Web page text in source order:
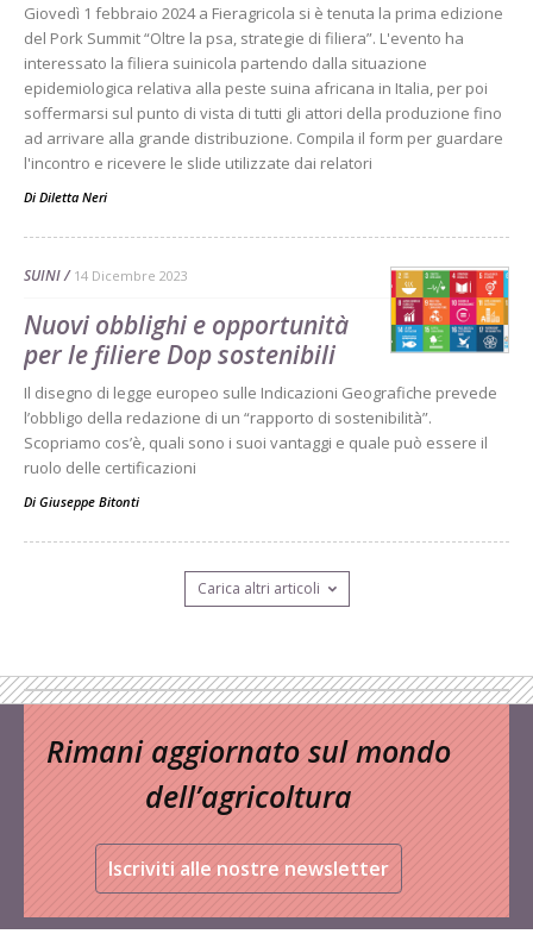
Giovedì 1 febbraio 2024 a Fieragricola si è tenuta la prima edizione
del Pork Summit “Oltre la psa, strategie di filiera”. L'evento ha
interessato la filiera suinicola partendo dalla situazione
epidemiologica relativa alla peste suina africana in Italia, per poi
soffermarsi sul punto di vista di tutti gli attori della produzione fino
ad arrivare alla grande distribuzione. Compila il form per guardare
l'incontro e ricevere le slide utilizzate dai relatori
Di Diletta Neri
SUINI 14 Dicembre 2023
Nuovi obblighi e opportunità
per le filiere Dop sostenibili
Il disegno di legge europeo sulle Indicazioni Geografiche prevede
l’obbligo della redazione di un “rapporto di sostenibilità”.
Scopriamo cos’è, quali sono i suoi vantaggi e quale può essere il
ruolo delle certificazioni
Di Giuseppe Bitonti
Carica altri articoli
Rimani aggiornato sul mondo
dell’agricoltura
Iscriviti alle nostre newsletter